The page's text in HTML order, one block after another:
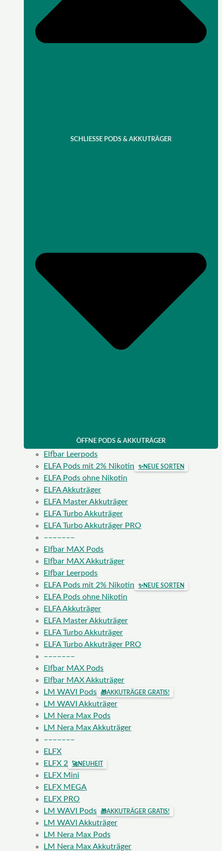
SCHLIESSE PODS & AKKUTRÄGER
ÖFFNE PODS & AKKUTRÄGER
Elfbar Leerpods
ELFA Pods mit 2% Nikotin
✨NEUE SORTEN
ELFA Pods ohne Nikotin
ELFA Akkuträger
ELFA Master Akkuträger
ELFA Turbo Akkuträger
ELFA Turbo Akkuträger PRO
–––––––
Elfbar MAX Pods
Elfbar MAX Akkuträger
Elfbar Leerpods
ELFA Pods mit 2% Nikotin
✨NEUE SORTEN
ELFA Pods ohne Nikotin
ELFA Akkuträger
ELFA Master Akkuträger
ELFA Turbo Akkuträger
ELFA Turbo Akkuträger PRO
–––––––
Elfbar MAX Pods
Elfbar MAX Akkuträger
LM WAVI Pods
🎁AKKUTRÄGER GRATIS!
LM WAVI Akkuträger
LM Nera Max Pods
LM Nera Max Akkuträger
–––––––
ELFX
ELFX 2
🚀NEUHEIT
ELFX Mini
ELFX MEGA
ELFX PRO
LM WAVI Pods
🎁AKKUTRÄGER GRATIS!
LM WAVI Akkuträger
LM Nera Max Pods
LM Nera Max Akkuträger